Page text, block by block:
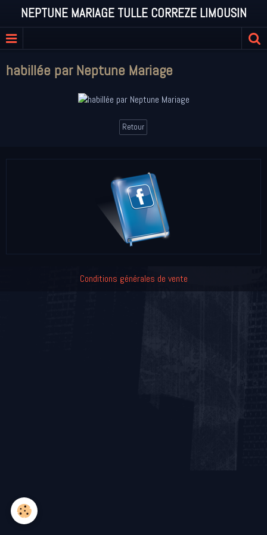
NEPTUNE MARIAGE TULLE CORREZE LIMOUSIN
habillée par Neptune Mariage
Retour
Conditions générales de vente